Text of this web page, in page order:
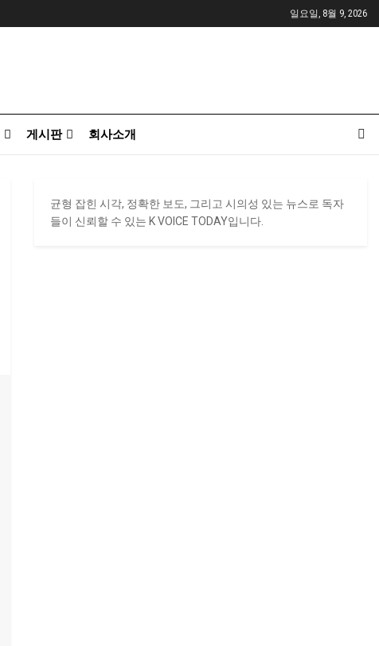
일요일, 8월 9, 2026
게시판 회사소개
균형 잡힌 시각, 정확한 보도, 그리고 시의성 있는 뉴스로 독자
들이 신뢰할 수 있는 K VOICE TODAY입니다.